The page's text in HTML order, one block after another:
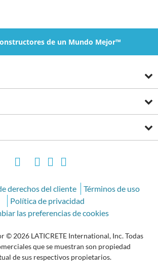
de un Mundo Mejor™
derechos del cliente
Términos de uso
Política de privacidad
las preferencias de cookies
© 2026 LATICRETE International, Inc. Todas
que se muestran son propiedad
de sus respectivos propietarios.